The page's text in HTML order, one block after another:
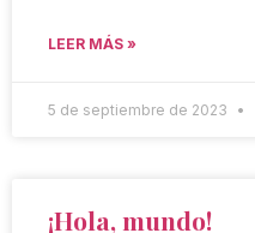
LEER MÁS »
5 de septiembre de 2023
¡Hola, mundo!